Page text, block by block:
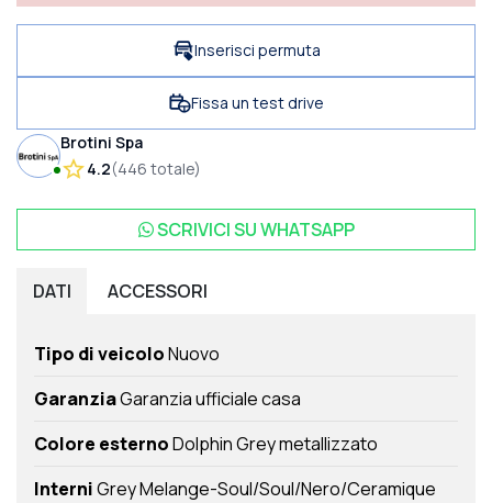
Inserisci permuta
Fissa un test drive
Brotini Spa
4.2(446 totale)
SCRIVICI SUWHATSAPP
DATI ACCESSORI
Tipo di veicoloNuovo
GaranziaGaranzia ufficiale casa
Colore esternoDolphin Grey metallizzato
InterniGrey Melange-Soul/Soul/Nero/Ceramique